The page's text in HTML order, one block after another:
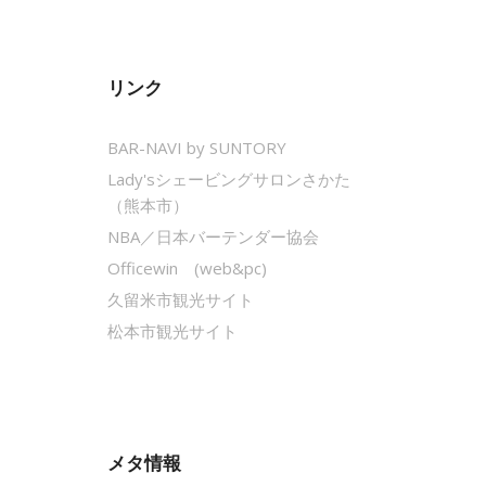
リンク
BAR-NAVI by SUNTORY
Lady'sシェービングサロンさかた
（熊本市）
NBA／日本バーテンダー協会
Officewin (web&pc)
久留米市観光サイト
松本市観光サイト
メタ情報